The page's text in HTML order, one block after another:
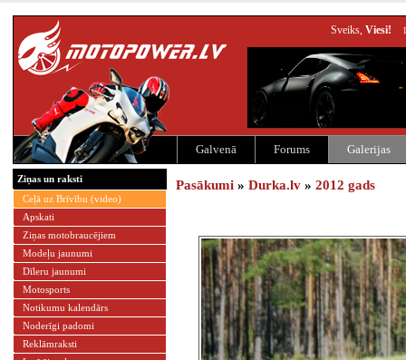
Sveiks, Viesi!
Galvenā Forums Galerijas
Ziņas un raksti
Ceļā uz Brīvību (video)
Apskati
Ziņas motobraucējiem
Modeļu jaunumi
Dīleru jaunumi
Motosports
Notikumu kalendārs
Noderīgi padomi
Reklāmraksti
Pasākumi » Durka.lv » 2012 gads